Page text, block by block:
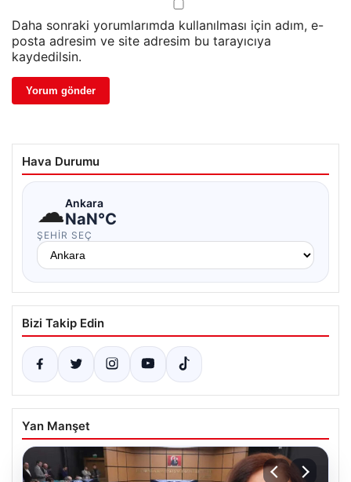
Daha sonraki yorumlarımda kullanılması için adım, e-
posta adresim ve site adresim bu tarayıcıya
kaydedilsin.
Hava Durumu
☁Ankara
NaN°C
ŞEHIR SEÇ
Bizi Takip Edin
Yan Manşet